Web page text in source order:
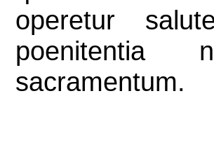
operetur
poenitentia
sacramentum.